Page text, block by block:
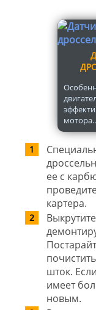
ее с
картера.
шток.
имеет
новым.